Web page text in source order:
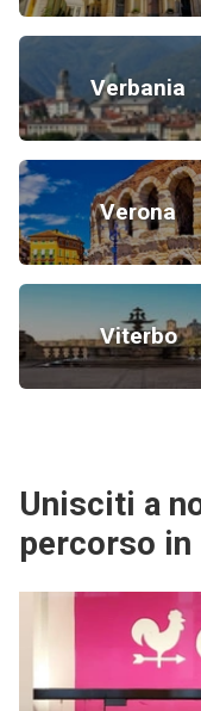
Verbania
Verona
Viterbo
Unisciti a
percorso in